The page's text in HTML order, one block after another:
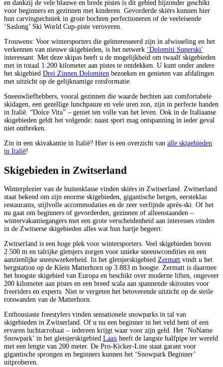
en dankzij de vele blauwe en brede pistes is dit gebied bijzonder geschikt
voor beginners en gezinnen met kinderen. Gevorderde skiërs kunnen hier
hun carvingtechniek in grote bochten perfectioneren of de veeleisende
‘Saslong’ Ski World Cup-piste veroveren.
Trouwens: Voor wintersporters die geïnteresseerd zijn in afwisseling en het
verkennen van nieuwe skigebieden, is het netwerk ‘Dolomiti Superski’
interessant. Met deze skipas heeft u de mogelijkheid om twaalf skigebieden
met in totaal 1.200 kilometer aan pistes te ontdekken. U kunt onder andere
het skigebied Drei Zinnen Dolomiten bezoeken en genieten van afdalingen
met uitzicht op de gelijknamige rotsformatie.
Sneeuwliefhebbers, vooral gezinnen die waarde hechten aan comfortabele
skidagen, een gezellige lunchpauze en vele uren zon, zijn in perfecte handen
in Italië. “Dolce Vita” – geniet ten volle van het leven. Ook in de Italiaanse
skigebieden geldt het volgende: naast sport mag ontspanning in ieder geval
niet ontbreken.
Zin in een skivakantie in Italië? Hier is een overzicht van alle skigebieden
in Italië!
Skigebieden in Zwitserland
Winterplezier van de buitenklasse vinden skiërs in Zwitserland. Zwitserland
staat bekend om zijn enorme skigebieden, gigantische bergen, eersteklas
restaurants, stijlvolle accommodaties en de zeer verfijnde après-ski. Of het
nu gaat om beginners of gevorderden, gezinnen of alleenstaanden –
wintervakantiegangers met een grote verscheidenheid aan interesses vinden
in de Zwitserse skigebieden alles wat hun hartje begeert.
Zwitserland is een hoge plek voor wintersporters. Veel skigebieden boven
2.500 m en talrijke gletsjers zorgen voor unieke sneeuwcondities en een
aanzienlijke sneeuwzekerheid. In het gletsjerskigebied Zermatt vindt u het
bergstation op de Klein Matterhorn op 3.883 m hoogte. Zermatt is daarmee
het hoogste skigebied van Europa en beschikt over moderne liften, ongeveer
200 kilometer aan pistes en een breed scala aan spannende skiroutes voor
freeriders en experts. Niet te vergeten het betoverende uitzicht op de steile
rotswanden van de Matterhorn.
Enthousiaste freestylers vinden sensationele snowparks in tal van
skigebieden in Zwitserland. Of u nu een beginner in het veld bent of een
ervaren luchtacrobaat – iedereen krijgt waar voor zijn geld. Het ‘NoName
Snowpark’ in het gletsjerskigebied Laax heeft de langste halfpipe ter wereld
met een lengte van 200 meter. De Pro-Kicker-Line staat garant voor
gigantische sprongen en beginners kunnen het ‘Snowpark Beginner’
uitproberen.